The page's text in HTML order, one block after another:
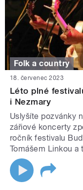
Folk a country
18. červenec 2023
Léto plné
i Nezmary
Uslyšíte pozvánky
zářiové koncerty
ročník festivalu
Tomášem Linkou a